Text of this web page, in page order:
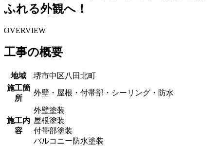
ふれる外観へ！
OVERVIEW
工事の概要
地域
堺市中区八田北町
施工箇
所
外壁・屋根・付帯部・シーリング・防水
施工内
容
外壁塗装
屋根塗装
付帯部塗装
バルコニー防水塗装